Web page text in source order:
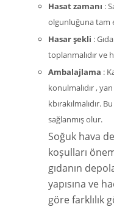
Hasat zamanı :
olgunluğuna tam
Hasar şekli :
toplanmalıdır ve
Ambalajlama :
konulmalıdır , yan
kbırakılmalıdır.
sağlanmış olur.
Soğuk hava
koşulları
gıdanın
yapısına ve
göre farklılık